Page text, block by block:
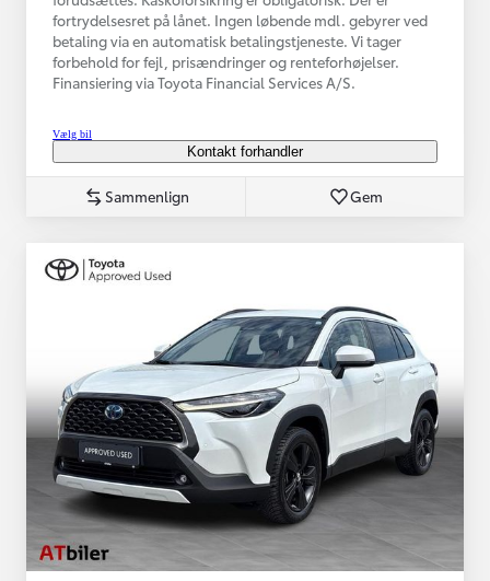
fortrydelsesret på lånet. Ingen løbende mdl. gebyrer ved
betaling via en automatisk betalingstjeneste. Vi tager
forbehold for fejl, prisændringer og renteforhøjelser.
Finansiering via Toyota Financial Services A/S.
Vælg bil
Kontakt forhandler
Sammenlign Gem